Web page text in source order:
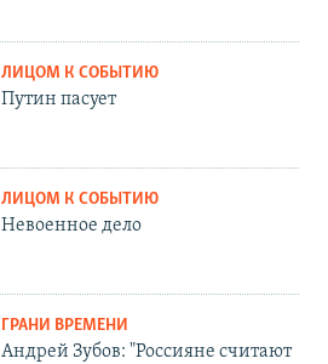
ЛИЦОМ К СОБЫТИЮ
Путин пасует
ЛИЦОМ К СОБЫТИЮ
Невоенное дело
ГРАНИ ВРЕМЕНИ
Андрей Зубов: "Россияне считают